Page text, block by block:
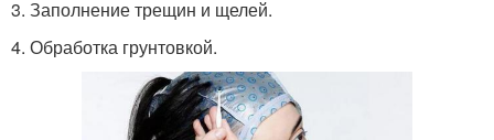
3. Заполнение трещин и щелей.
4. Обработка грунтовкой.